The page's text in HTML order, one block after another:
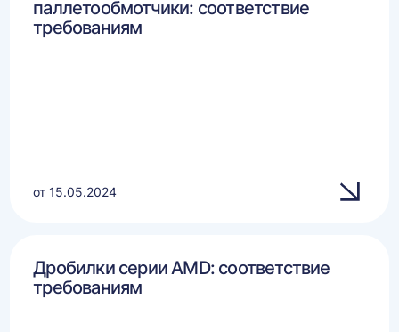
паллетообмотчики: соответствие
требованиям
от 15.05.2024
Дробилки серии AMD: соответствие
требованиям